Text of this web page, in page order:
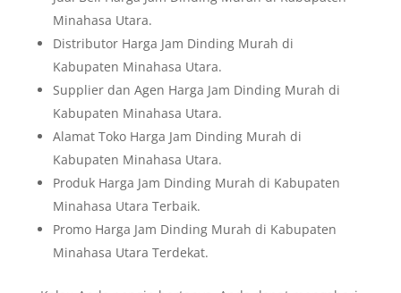
Minahasa Utara.
Distributor Harga Jam Dinding Murah di
Kabupaten Minahasa Utara.
Supplier dan Agen Harga Jam Dinding Murah di
Kabupaten Minahasa Utara.
Alamat Toko Harga Jam Dinding Murah di
Kabupaten Minahasa Utara.
Produk Harga Jam Dinding Murah di Kabupaten
Minahasa Utara Terbaik.
Promo Harga Jam Dinding Murah di Kabupaten
Minahasa Utara Terdekat.